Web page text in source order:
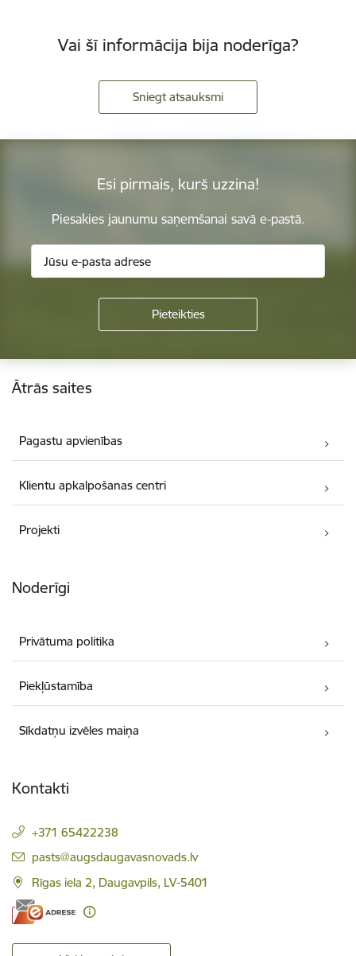
Vai šī informācija bija noderīga?
Sniegt atsauksmi
Esi pirmais, kurš uzzina!
Piesakies jaunumu saņemšanai savā e-pastā.
Kājene
Ātrās saites
Pagastu apvienības
Klientu apkalpošanas centri
Projekti
Noderīgi
Privātuma politika
Piekļūstamība
Sīkdatņu izvēles maiņa
Kontakti
+371 65422238
E-pasts:
pasts@augsdaugavasnovads.lv
Rīgas iela 2, Daugavpils, LV-5401